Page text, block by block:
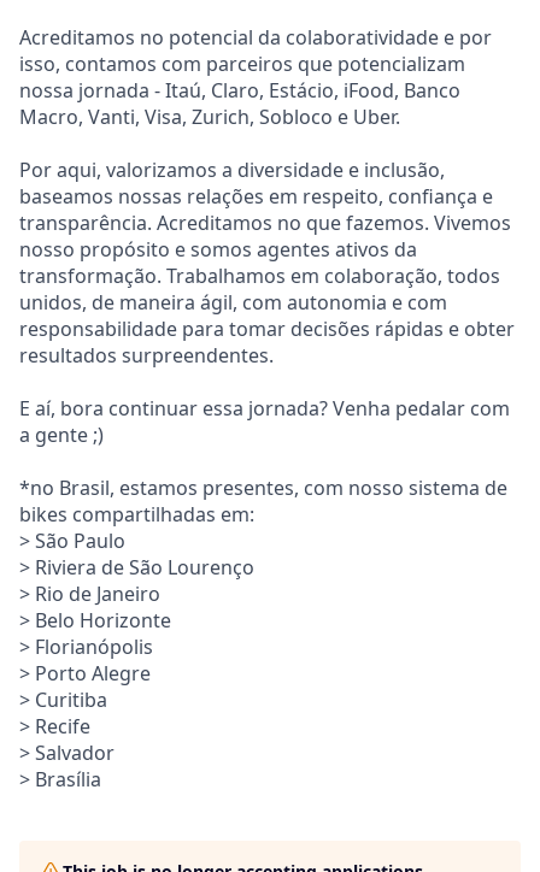
Acreditamos no potencial da colaboratividade e por
isso, contamos com parceiros que potencializam
nossa jornada - Itaú, Claro, Estácio, iFood, Banco
Macro, Vanti, Visa, Zurich, Sobloco e Uber.
Por aqui, valorizamos a diversidade e inclusão,
baseamos nossas relações em respeito, confiança e
transparência. Acreditamos no que fazemos. Vivemos
nosso propósito e somos agentes ativos da
transformação. Trabalhamos em colaboração, todos
unidos, de maneira ágil, com autonomia e com
responsabilidade para tomar decisões rápidas e obter
resultados surpreendentes.
E aí, bora continuar essa jornada? Venha pedalar com
a gente ;)
*no Brasil, estamos presentes, com nosso sistema de
bikes compartilhadas em:
> São Paulo
> Riviera de São Lourenço
> Rio de Janeiro
> Belo Horizonte
> Florianópolis
> Porto Alegre
> Curitiba
> Recife
> Salvador
> Brasília